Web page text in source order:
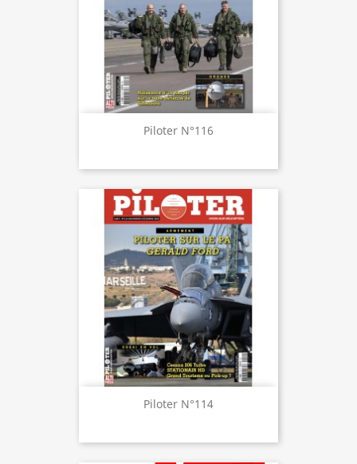
Piloter N°116
Piloter N°114